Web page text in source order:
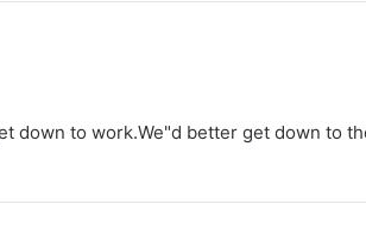
down to work.We"d better get down to